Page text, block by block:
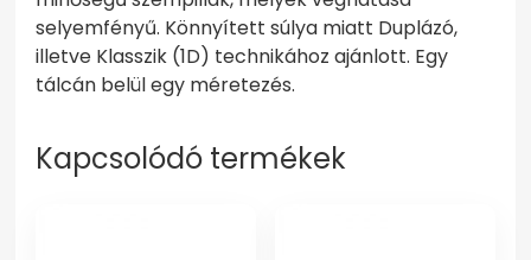
selyemfényű. Könnyített súlya miatt Duplázó,
illetve Klasszik (1D) technikához ajánlott. Egy
tálcán belül egy méretezés.
Kapcsolódó termékek